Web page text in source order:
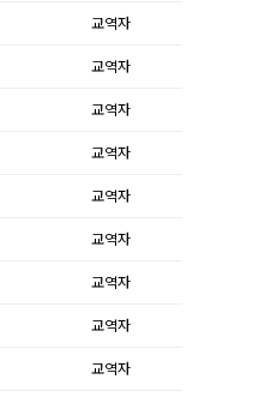
교역자
교역자
교역자
교역자
교역자
교역자
교역자
교역자
교역자